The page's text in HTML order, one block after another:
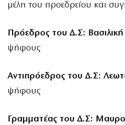
μέλη του προεδρείου και
Πρόεδρος του Δ.Σ: Βασιλική
ψήφους
Αντιπρόεδρος του Δ.Σ:
ψήφους
Γραμματέας του Δ.Σ: